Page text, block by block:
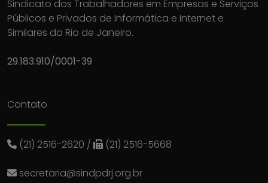
Sindicato dos Trabalhadores em Empresas e Serviços
Públicos e Privados de Informática e Internet e
Similares do Rio de Janeiro.
29.183.910/0001-39
Contato
(21) 2516-2620 / (21) 2516-5668
secretaria@sindpdrj.org.br